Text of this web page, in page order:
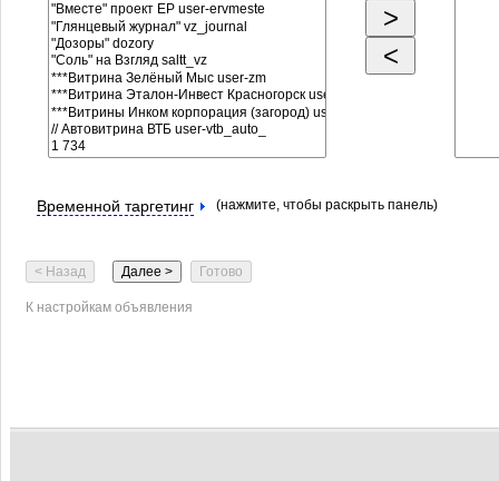
Временной таргетинг (нажмите, чтобы раскрыть панель)
К настройкам объявления